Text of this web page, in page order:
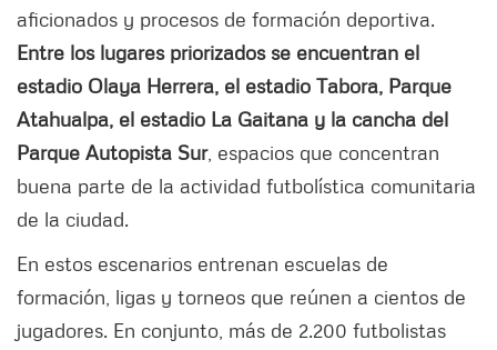
aficionados y procesos de formación deportiva.
Entre los lugares priorizados se encuentran el
estadio Olaya Herrera, el estadio Tabora, Parque
Atahualpa, el estadio La Gaitana y la cancha del
Parque Autopista Sur, espacios que concentran
buena parte de la actividad futbolística comunitaria
de la ciudad.
En estos escenarios entrenan escuelas de
formación, ligas y torneos que reúnen a cientos de
jugadores. En conjunto, más de 2.200 futbolistas